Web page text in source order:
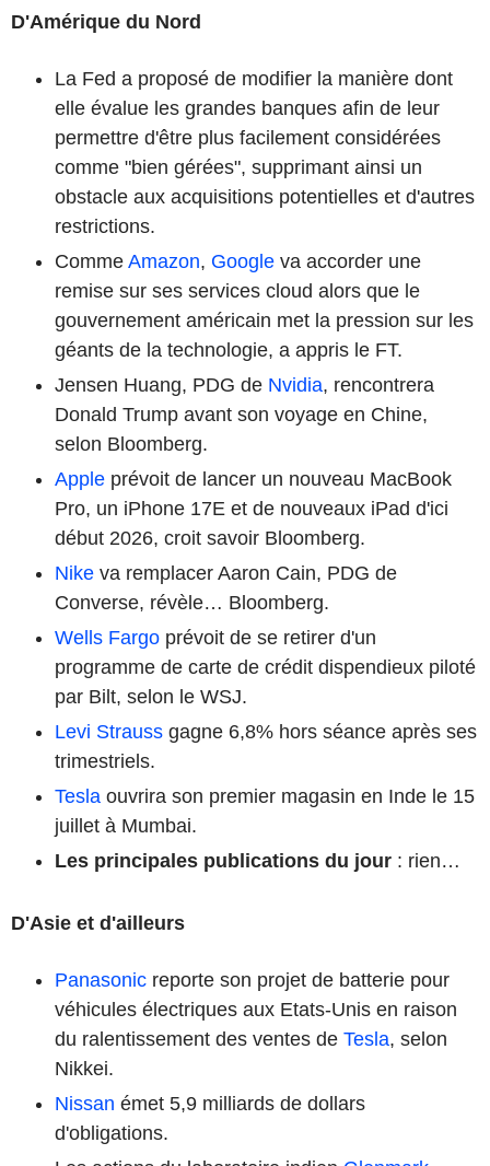
D'Amérique du Nord
La Fed a proposé de modifier la manière dont
elle évalue les grandes banques afin de leur
permettre d'être plus facilement considérées
comme "bien gérées", supprimant ainsi un
obstacle aux acquisitions potentielles et d'autres
restrictions.
Comme Amazon, Google va accorder une
remise sur ses services cloud alors que le
gouvernement américain met la pression sur les
géants de la technologie, a appris le FT.
Jensen Huang, PDG de Nvidia, rencontrera
Donald Trump avant son voyage en Chine,
selon Bloomberg.
Apple prévoit de lancer un nouveau MacBook
Pro, un iPhone 17E et de nouveaux iPad d'ici
début 2026, croit savoir Bloomberg.
Nike va remplacer Aaron Cain, PDG de
Converse, révèle… Bloomberg.
Wells Fargo prévoit de se retirer d'un
programme de carte de crédit dispendieux piloté
par Bilt, selon le WSJ.
Levi Strauss gagne 6,8% hors séance après ses
trimestriels.
Tesla ouvrira son premier magasin en Inde le 15
juillet à Mumbai.
Les principales publications du jour : rien…
D'Asie et d'ailleurs
Panasonic reporte son projet de batterie pour
véhicules électriques aux Etats-Unis en raison
du ralentissement des ventes de Tesla, selon
Nikkei.
Nissan émet 5,9 milliards de dollars
d'obligations.